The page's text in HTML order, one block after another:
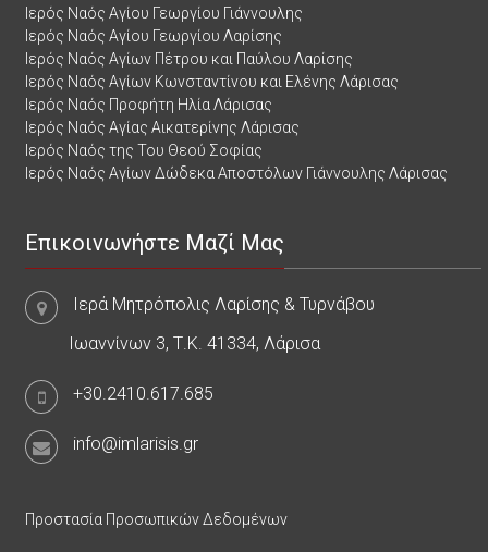
Ιερός Ναός Αγίου Γεωργίου Γιάννουλης
Ιερός Ναός Αγίου Γεωργίου Λαρίσης
Ιερός Ναός Αγίων Πέτρου και Παύλου Λαρίσης
Ιερός Ναός Αγίων Κωνσταντίνου και Ελένης Λάρισας
Ιερός Ναός Προφήτη Ηλία Λάρισας
Ιερός Ναός Αγίας Αικατερίνης Λάρισας
Ιερός Ναός της Του Θεού Σοφίας
Ιερός Ναός Αγίων Δώδεκα Αποστόλων Γιάννουλης Λάρισας
Επικοινωνήστε Μαζί Μας
Ιερά Μητρόπολις Λαρίσης & Τυρνάβου
Ιωαννίνων 3, Τ.Κ. 41334, Λάρισα
+30.2410.617.685
info@imlarisis.gr
Προστασία Προσωπικών Δεδομένων